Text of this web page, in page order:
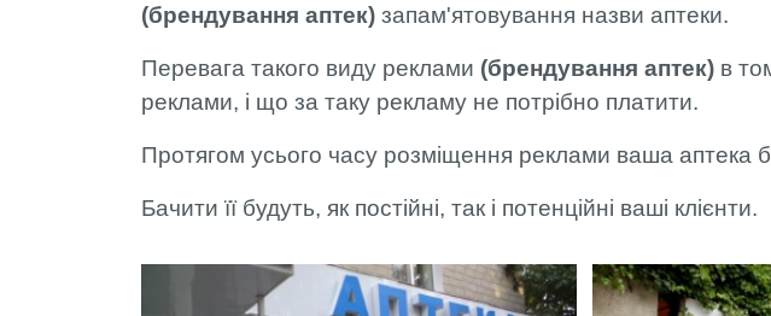
(брендування аптек) запам'ятовування назви аптеки.
Перевага такого виду реклами (брендування аптек) в
реклами, і що за таку рекламу не потрібно платити.
Протягом усього часу розміщення реклами ваша аптека
Бачити її будуть, як постійні, так і потенційні ваші клієнти.